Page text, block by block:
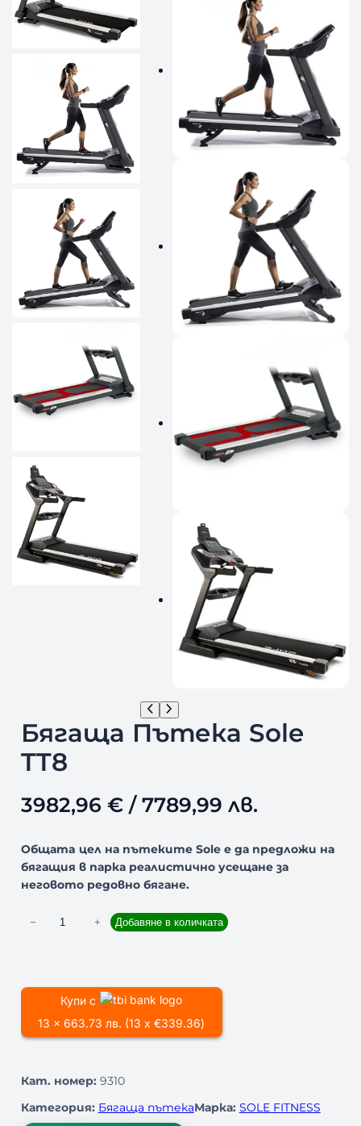
Бягаща Пътека Sole
TT8
3982,96 €/ 7789,99 лв.
Общатa цел на пътеките Sole е да предложи на
бягащия в парка реалистично усещане за
неговото редовно бягане.
ч
с
о
з
− + Добавяне в количката
Купи с
13 x 663.73 лв. (13 x €339.36)
Кат. номер: 9310
Категория: Бягаща пътекаМарка: SOLE FITNESS